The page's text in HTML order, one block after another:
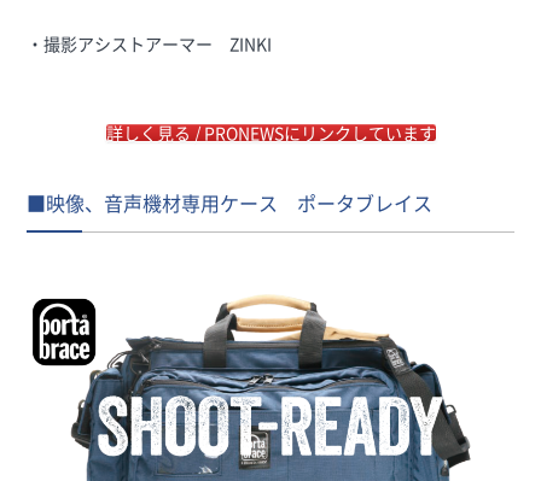
・撮影アシストアーマー ZINKI
詳しく見る / PRONEWSにリンクしています
■映像、音声機材専用ケース ポータブレイス